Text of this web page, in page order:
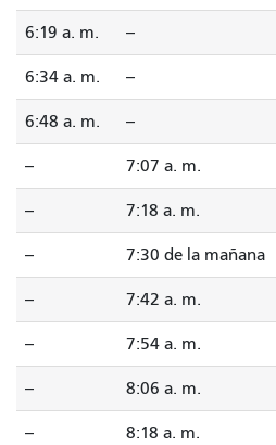
6:19 a. m. --
6:34 a. m. --
6:48 a. m. --
-- 7:07 a. m.
-- 7:18 a. m.
-- 7:30 de la mañana
-- 7:42 a. m.
-- 7:54 a. m.
-- 8:06 a. m.
-- 8:18 a. m.